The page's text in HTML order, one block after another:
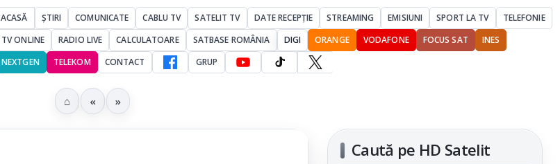
ACASĂ ȘTIRI COMUNICATE CABLU TV SATELIT TV DATE RECEPȚIE STREAMING EMISIUNI SPORT LA TV
TELEFONIE
TV ONLINE
RADIO LIVE CALCULATOARE SATBASE ROMÂNIA DIGI ORANGE VODAFONE FOCUS SAT
INES
NEXTGEN
TELEKOM CONTACT GRUP
⌂ « »
Caută pe HD Satelit